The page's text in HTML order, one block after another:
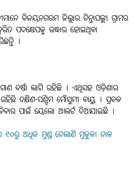
ବିଜୟନଗରମ ଜିଲ୍ଲାର ଚିନ୍ତାପଲ୍ଲୀ ଗ୍ରାମର
ପଦକ୍ଷେପକୁ ଉଦ୍ଧାର ହୋଇଥିବା
।
ବର୍ଷା ଲାଗି ରହିଛି । ଏଥିସହ ଓଡ଼ିଶାର
ଦକ୍ଷିଣ-ପଶ୍ଚିମ ମୌସୁମୀ ବାୟୁ । ପ୍ରବଳ
ପାଇଁ ୟେଲୋ ଆଲର୍ଟ ଦିଆଯାଇଛି ।
୧୦ରୁ ଅଧିକ ମୁଣ୍ଡ ନେଲାଣି ମୁକୁଳା ନାଳ